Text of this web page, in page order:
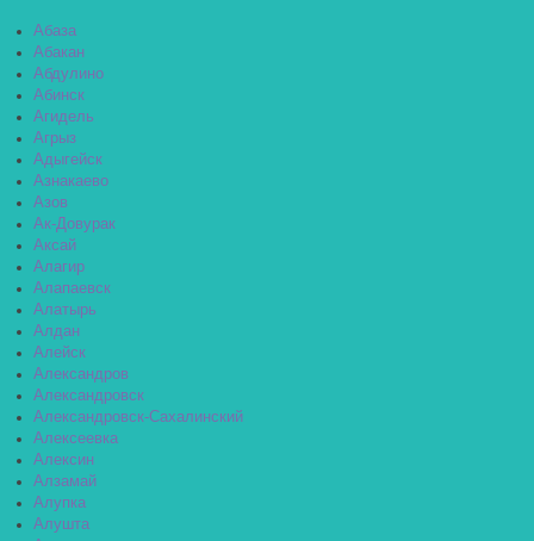
Абаза
Абакан
Абдулино
Абинск
Агидель
Агрыз
Адыгейск
Азнакаево
Азов
Ак-Довурак
Аксай
Алагир
Алапаевск
Алатырь
Алдан
Алейск
Александров
Александровск
Александровск-Сахалинский
Алексеевка
Алексин
Алзамай
Алупка
Алушта